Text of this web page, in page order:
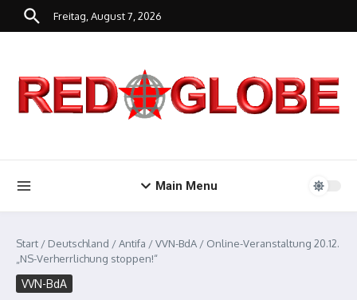
Zum Inhalt springen
Freitag, August 7, 2026
Main Menu
Start / Deutschland /Antifa /VVN-BdA / Online-Veranstaltung 20.12.
„NS-Verherrlichung stoppen!“
VVN-BdA